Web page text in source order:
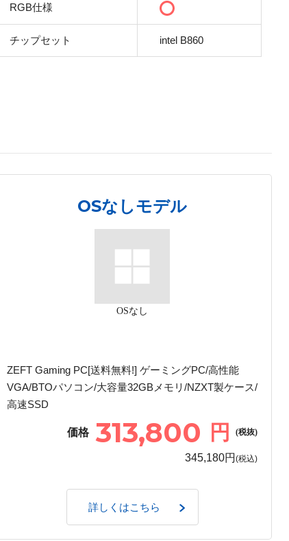
RGB仕様
チップセット intel B860
OSなしモデル
OSなし
ZEFT Gaming PC[送料無料!] ゲーミングPC/高性能
VGA/BTOパソコン/大容量32GBメモリ/NZXT製ケース/
高速SSD
価格 313,800 円 (税抜)
345,180円 (税込)
詳しくはこちら